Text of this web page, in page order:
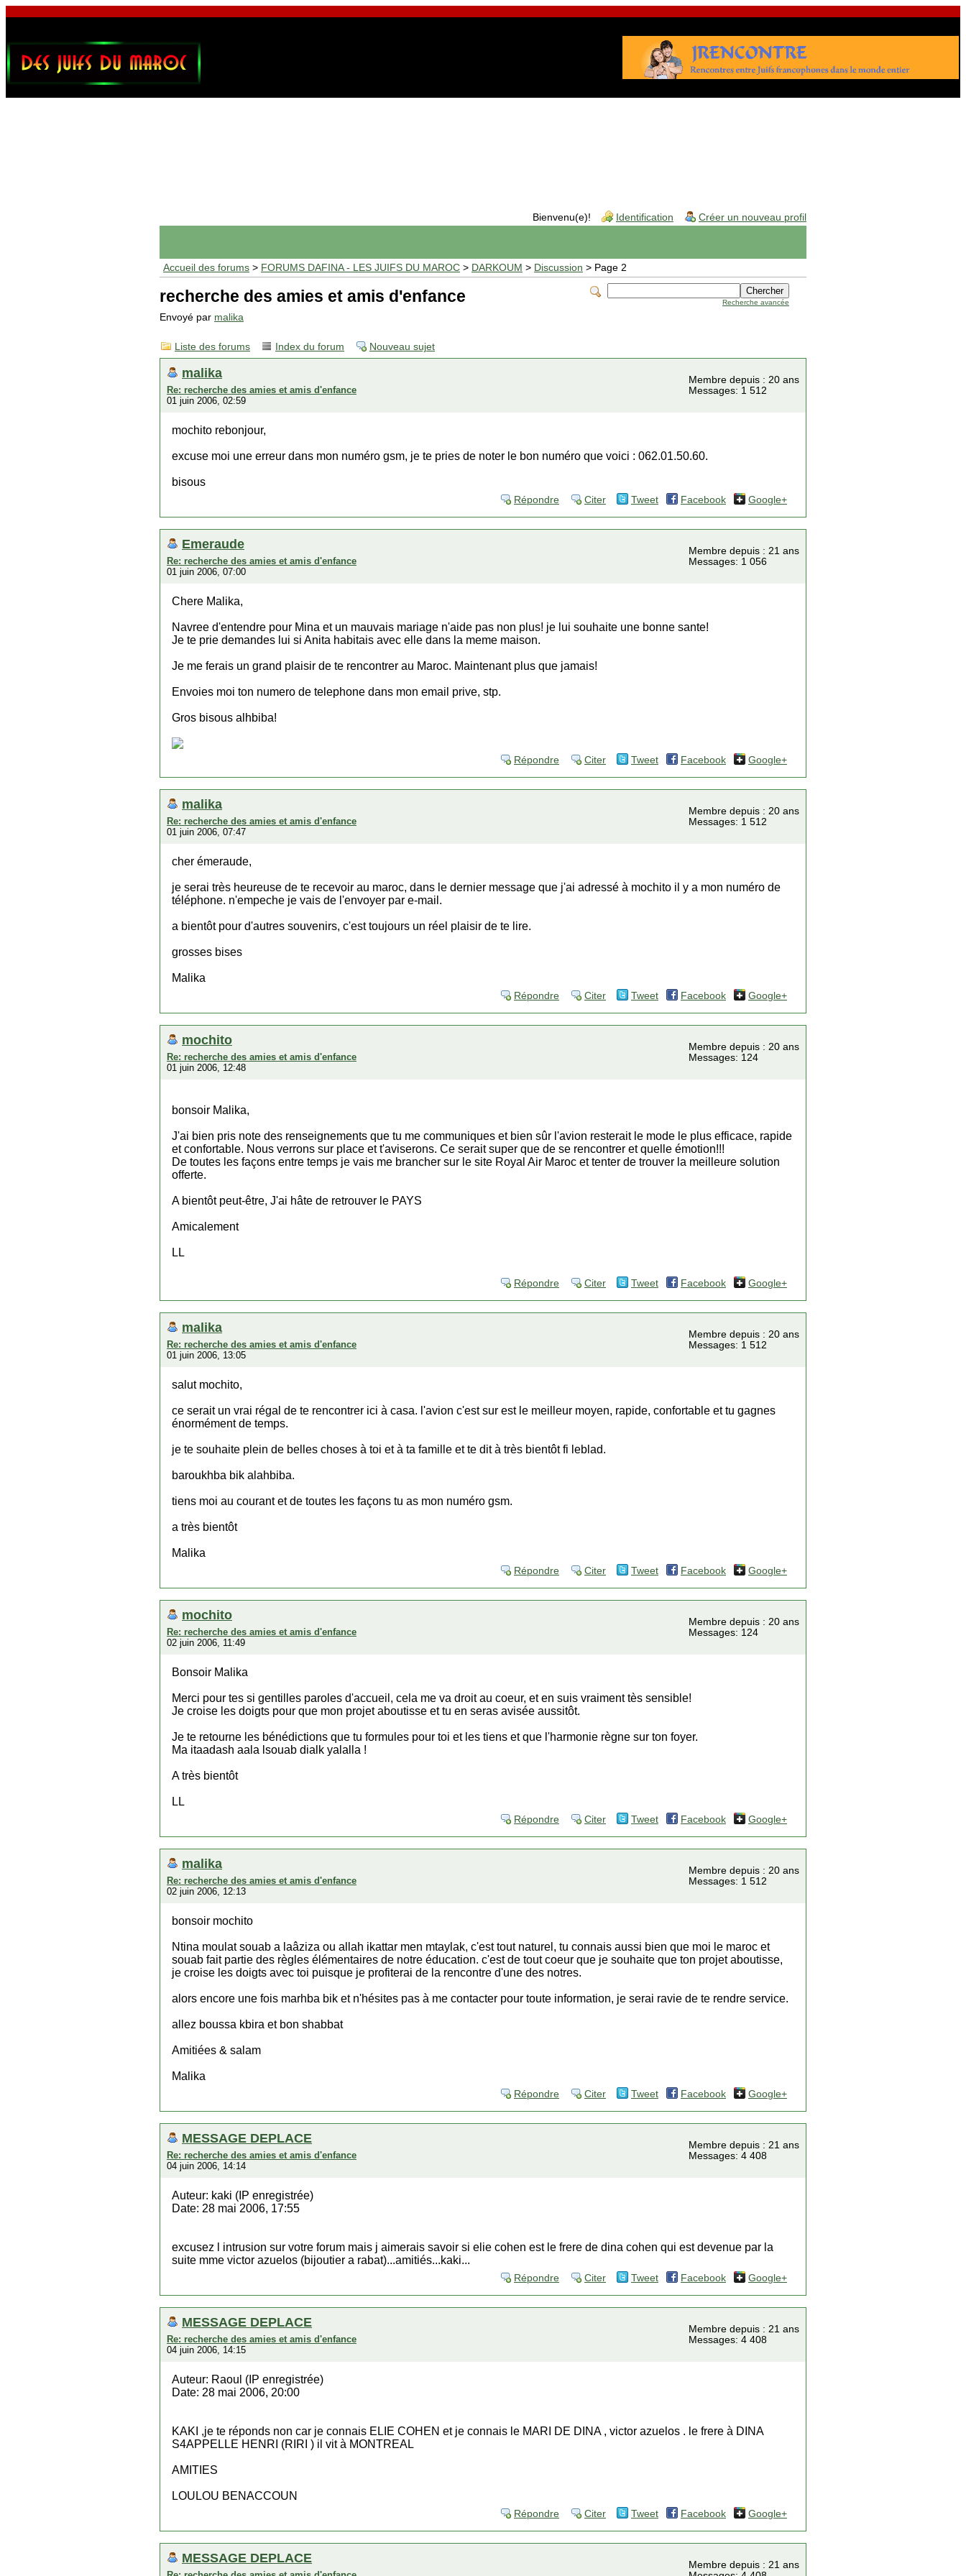
Bienvenu(e)! Identification Créer un nouveau profil
Accueil des forums > FORUMS DAFINA - LES JUIFS DU MAROC > DARKOUM > Discussion > Page 2
Recherche avancée
recherche des amies et amis d'enfance
Envoyé par malika
Liste des forums Index du forum Nouveau sujet
malika
Re: recherche des amies et amis d'enfance
01 juin 2006, 02:59
Membre depuis : 20 ans
Messages: 1 512
mochito rebonjour,
excuse moi une erreur dans mon numéro gsm, je te pries de noter le bon numéro que voici : 062.01.50.60.
bisous
Répondre Citer Tweet Facebook Google+
Emeraude
Re: recherche des amies et amis d'enfance
01 juin 2006, 07:00
Membre depuis : 21 ans
Messages: 1 056
Chere Malika,
Navree d'entendre pour Mina et un mauvais mariage n'aide pas non plus! je lui souhaite une bonne sante!
Je te prie demandes lui si Anita habitais avec elle dans la meme maison.
Je me ferais un grand plaisir de te rencontrer au Maroc. Maintenant plus que jamais!
Envoies moi ton numero de telephone dans mon email prive, stp.
Gros bisous alhbiba!
Répondre Citer Tweet Facebook Google+
malika
Re: recherche des amies et amis d'enfance
01 juin 2006, 07:47
Membre depuis : 20 ans
Messages: 1 512
cher émeraude,
je serai très heureuse de te recevoir au maroc, dans le dernier message que j'ai adressé à mochito il y a mon numéro de
téléphone. n'empeche je vais de l'envoyer par e-mail.
a bientôt pour d'autres souvenirs, c'est toujours un réel plaisir de te lire.
grosses bises
Malika
Répondre Citer Tweet Facebook Google+
mochito
Re: recherche des amies et amis d'enfance
01 juin 2006, 12:48
Membre depuis : 20 ans
Messages: 124
bonsoir Malika,
J'ai bien pris note des renseignements que tu me communiques et bien sûr l'avion resterait le mode le plus efficace, rapide
et confortable. Nous verrons sur place et t'aviserons. Ce serait super que de se rencontrer et quelle émotion!!!
De toutes les façons entre temps je vais me brancher sur le site Royal Air Maroc et tenter de trouver la meilleure solution
offerte.
A bientôt peut-être, J'ai hâte de retrouver le PAYS
Amicalement
LL
Répondre Citer Tweet Facebook Google+
malika
Re: recherche des amies et amis d'enfance
01 juin 2006, 13:05
Membre depuis : 20 ans
Messages: 1 512
salut mochito,
ce serait un vrai régal de te rencontrer ici à casa. l'avion c'est sur est le meilleur moyen, rapide, confortable et tu gagnes
énormément de temps.
je te souhaite plein de belles choses à toi et à ta famille et te dit à très bientôt fi leblad.
baroukhba bik alahbiba.
tiens moi au courant et de toutes les façons tu as mon numéro gsm.
a très bientôt
Malika
Répondre Citer Tweet Facebook Google+
mochito
Re: recherche des amies et amis d'enfance
02 juin 2006, 11:49
Membre depuis : 20 ans
Messages: 124
Bonsoir Malika
Merci pour tes si gentilles paroles d'accueil, cela me va droit au coeur, et en suis vraiment tès sensible!
Je croise les doigts pour que mon projet aboutisse et tu en seras avisée aussitôt.
Je te retourne les bénédictions que tu formules pour toi et les tiens et que l'harmonie règne sur ton foyer.
Ma itaadash aala lsouab dialk yalalla !
A très bientôt
LL
Répondre Citer Tweet Facebook Google+
malika
Re: recherche des amies et amis d'enfance
02 juin 2006, 12:13
Membre depuis : 20 ans
Messages: 1 512
bonsoir mochito
Ntina moulat souab a laâziza ou allah ikattar men mtaylak, c'est tout naturel, tu connais aussi bien que moi le maroc et
souab fait partie des règles élémentaires de notre éducation. c'est de tout coeur que je souhaite que ton projet aboutisse,
je croise les doigts avec toi puisque je profiterai de la rencontre d'une des notres.
alors encore une fois marhba bik et n'hésites pas à me contacter pour toute information, je serai ravie de te rendre service.
allez boussa kbira et bon shabbat
Amitiées & salam
Malika
Répondre Citer Tweet Facebook Google+
MESSAGE DEPLACE
Re: recherche des amies et amis d'enfance
04 juin 2006, 14:14
Membre depuis : 21 ans
Messages: 4 408
Auteur: kaki (IP enregistrée)
Date: 28 mai 2006, 17:55
excusez l intrusion sur votre forum mais j aimerais savoir si elie cohen est le frere de dina cohen qui est devenue par la
suite mme victor azuelos (bijoutier a rabat)...amitiés...kaki...
Répondre Citer Tweet Facebook Google+
MESSAGE DEPLACE
Re: recherche des amies et amis d'enfance
04 juin 2006, 14:15
Membre depuis : 21 ans
Messages: 4 408
Auteur: Raoul (IP enregistrée)
Date: 28 mai 2006, 20:00
KAKI ,je te réponds non car je connais ELIE COHEN et je connais le MARI DE DINA , victor azuelos . le frere à DINA
S4APPELLE HENRI (RIRI ) il vit à MONTREAL
AMITIES
LOULOU BENACCOUN
Répondre Citer Tweet Facebook Google+
MESSAGE DEPLACE
Membre depuis : 21 ans